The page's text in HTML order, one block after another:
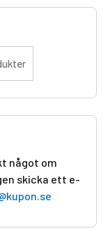
något om
skicka ett e-